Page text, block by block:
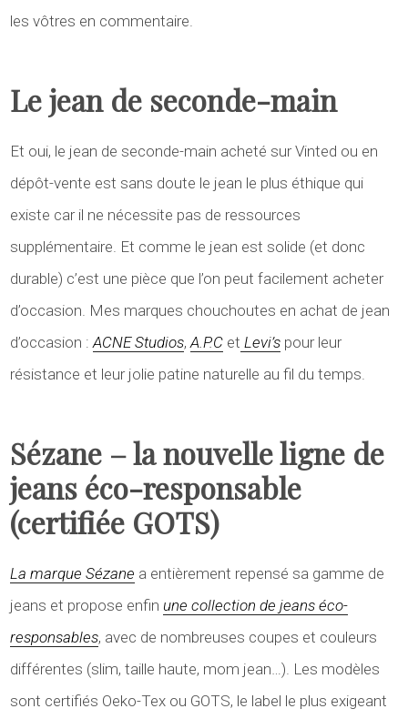
les vôtres en commentaire.
Le jean de seconde-main
Et oui, le jean de seconde-main acheté sur Vinted ou en
dépôt-vente est sans doute le jean le plus éthique qui
existe car il ne nécessite pas de ressources
supplémentaire. Et comme le jean est solide (et donc
durable) c’est une pièce que l’on peut facilement acheter
d’occasion. Mes marques chouchoutes en achat de jean
d’occasion :ACNE Studios,A.P.C et Levi’s pour leur
résistance et leur jolie patine naturelle au fil du temps.
Sézane – la nouvelle ligne de
jeans éco-responsable
(certifiée GOTS)
La marque Sézane a entièrement repensé sa gamme de
jeans et propose enfin une collection de jeans éco-
responsables, avec de nombreuses coupes et couleurs
différentes (slim, taille haute, mom jean…). Les modèles
sont certifiés Oeko-Tex ou GOTS, le label le plus exigeant